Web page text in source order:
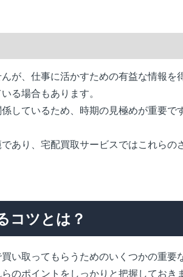
が、仕事に活かすための有益な情報を
る場合もあります。
しているため、時期の見極めが重要で
あり、宅配買取サービスではこれらの
コツとは？
い取ってもらうためのいくつかの重要
のポイントをしっかりと把握しておき